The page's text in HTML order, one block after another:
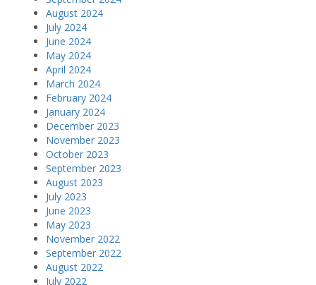
August 2024
July 2024
June 2024
May 2024
April 2024
March 2024
February 2024
January 2024
December 2023
November 2023
October 2023
September 2023
August 2023
July 2023
June 2023
May 2023
November 2022
September 2022
August 2022
July 2022